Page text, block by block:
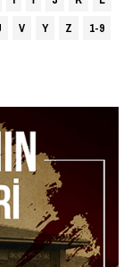
V Y Z 1-9